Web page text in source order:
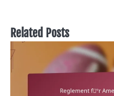
Related Posts